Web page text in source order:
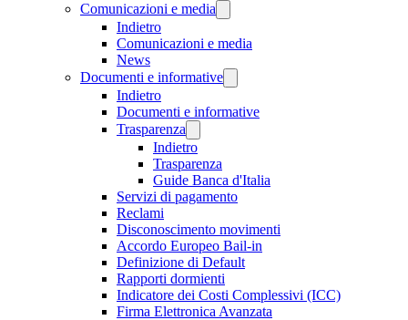
Comunicazioni e media
Indietro
Comunicazioni e media
News
Documenti e informative
Indietro
Documenti e informative
Trasparenza
Indietro
Trasparenza
Guide Banca d'Italia
Servizi di pagamento
Reclami
Disconoscimento movimenti
Accordo Europeo Bail-in
Definizione di Default
Rapporti dormienti
Indicatore dei Costi Complessivi (ICC)
Firma Elettronica Avanzata